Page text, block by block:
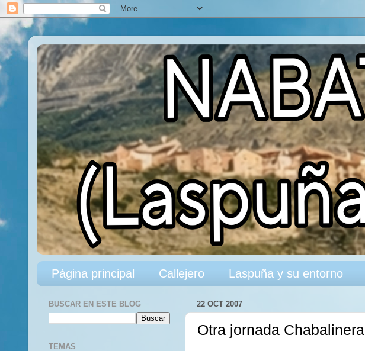
Página principal Callejero Laspuña y su entorno
22 OCT 2007
Otra jornada Chabalinera
BUSCAR EN ESTE BLOG
TEMAS